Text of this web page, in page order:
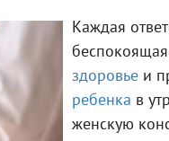
Каждая
здоровье и
ребенка в
женскую